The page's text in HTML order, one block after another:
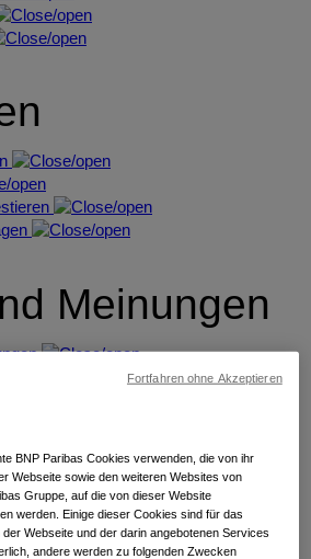
Meinungen
BNP Paribas Cookies verwenden, die von ihr
Webseite sowie den weiteren Websites von
Gruppe, auf die von dieser Website
werden. Einige dieser Cookies sind für das
Webseite und der darin angebotenen Services
andere werden zu folgenden Zwecken
Fortfahren ohne Akzeptieren